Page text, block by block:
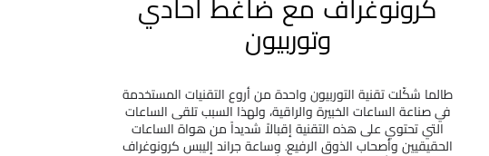
كرونوغراف مع ضاغط أحادي
وتوربيون
طالما شكّلت تقنية التوربيون واحدة من أروع التقنيات المستخدمة
في صناعة الساعات الخبيرة والراقية، ولهذا السبب تلقى الساعات
التي تحتوي على هذه التقنية إقبالاً شديداً من هواة الساعات
الحقيقيين وأصحاب الذوق الرفيع. وساعة جراند إليبس كرونوغراف